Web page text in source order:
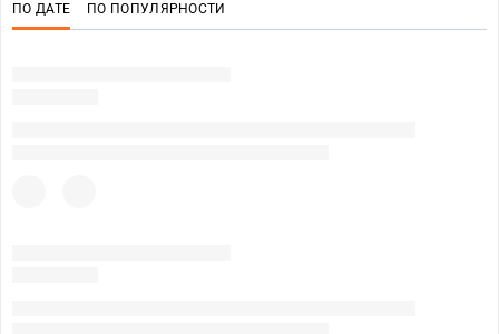
ПО ДАТЕ ПО ПОПУЛЯРНОСТИ